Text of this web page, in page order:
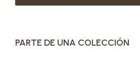
PARTE DE UNA COLECCIÓN